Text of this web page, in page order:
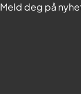
Meld deg på